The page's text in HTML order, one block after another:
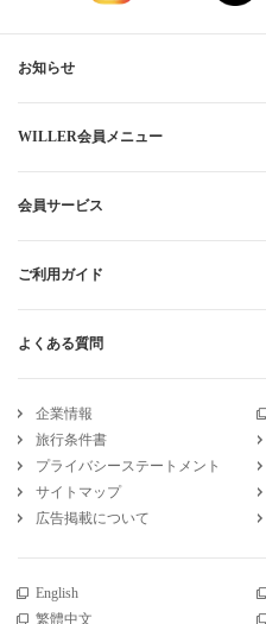
お知らせ
WILLER会員メニュー
会員サービス
ご利用ガイド
よくある質問
企業情報
旅行条件書
プライバシーステートメント
サイトマップ
広告掲載について
English
繁體中文